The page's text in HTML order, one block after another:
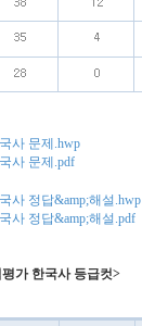
사 문제.hwp
사 문제.pdf
사 정답&amp;해설.hwp
사 정답&amp;해설.pdf
가 한국사 등급컷>